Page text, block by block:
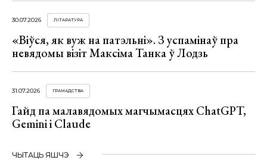
30.07.2026 ЛІТАРАТУРА
«Віўся, як вуж на патэльні». З успамінаў пра
невядомы візіт Максіма Танка ў Лодзь
31.07.2026 ГРАМАДСТВА
Гайд па малавядомых магчымасцях ChatGPT,
Gemini і Claude
ЧЫТАЦЬ ЯШЧЭ